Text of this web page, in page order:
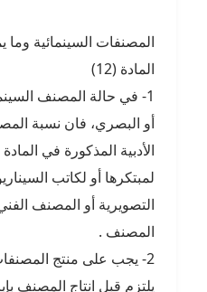
المصنفات السينمائية وما
المادة (12)
1- في حالة المصنف
أو البصري، فان نسبة
لمبتكرها أو لكاتب
التصويرية أو المصنف
المصنف .
2- يجب على منتج
يلتزم قبل انتاج المصنف